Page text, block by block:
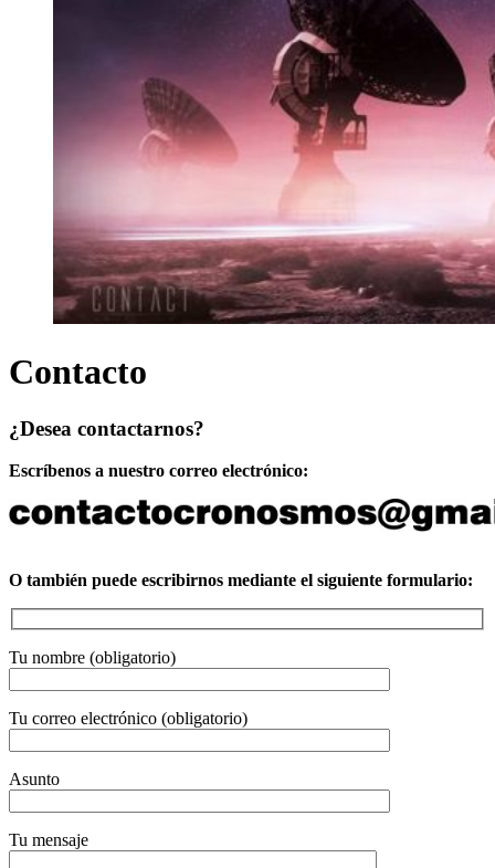
Contacto
¿Desea contactarnos?
Escríbenos a nuestro correo electrónico:
O también puede escribirnos mediante el siguiente formulario:
Tu nombre (obligatorio)
Tu correo electrónico (obligatorio)
Asunto
Tu mensaje